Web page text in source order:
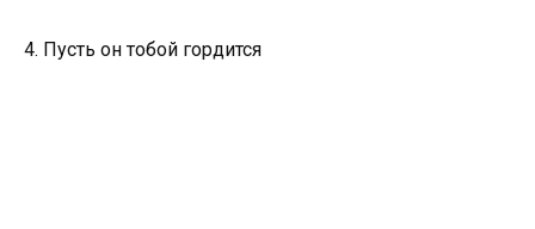
4. Пусть он тобой гордится